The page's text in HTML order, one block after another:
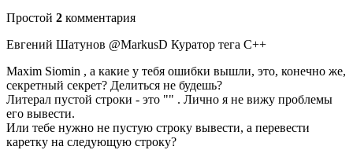
Простой 2 комментария
Евгений Шатунов @MarkusD Куратор тега C++
Maxim Siomin , а какие у тебя ошибки вышли, это, конечно же,
секретный секрет? Делиться не будешь?
Литерал пустой строки - это "" . Лично я не вижу проблемы
его вывести.
Или тебе нужно не пустую строку вывести, а перевести
каретку на следующую строку?